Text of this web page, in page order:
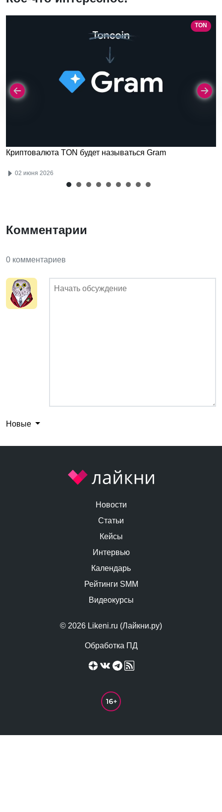
TON
Криптовалюта TON будет называться Gram
02 июня 2026
Комментарии
0 комментариев
Новые
© 2026 Likeni.ru (Лайкни.ру)
Обработка ПД
Новости
Статьи
Кейсы
Интервью
Календарь
Рейтинги SMM
Видеокурсы